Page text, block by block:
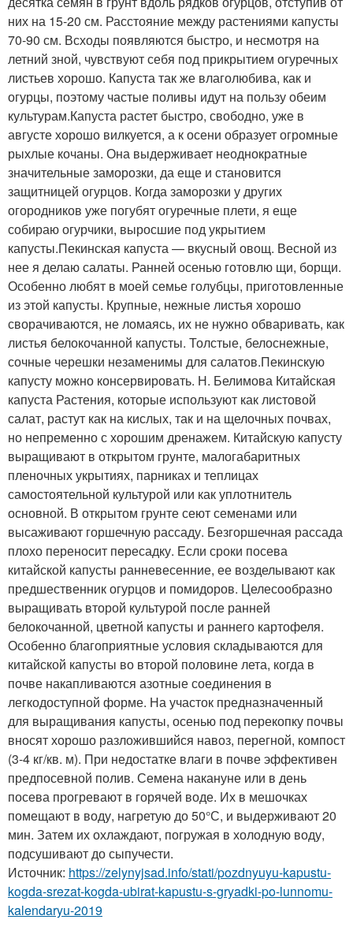
них на 15-20 см. Расстояние между растениями капусты
70-90 см. Всходы появляются быстро, и несмотря на
летний зной, чувствуют себя под прикрытием огуречных
листьев хорошо. Капуста так же влаголюбива, как и
огурцы, поэтому частые поливы идут на пользу обеим
культурам.Капуста растет быстро, свободно, уже в
августе хорошо вилкуется, а к осени образует огромные
рыхлые кочаны. Она выдерживает неоднократные
значительные заморозки, да еще и становится
защитницей огурцов. Когда заморозки у других
огородников уже погубят огуречные плети, я еще
собираю огурчики, выросшие под укрытием
капусты.Пекинская капуста — вкусный овощ. Весной из
нее я делаю салаты. Ранней осенью готовлю щи, борщи.
Особенно любят в моей семье голубцы, приготовленные
из этой капусты. Крупные, нежные листья хорошо
сворачиваются, не ломаясь, их не нужно обваривать, как
листья белокочанной капусты. Толстые, белоснежные,
сочные черешки незаменимы для салатов.Пекинскую
капусту можно консервировать. Н. Белимова Китайская
капуста Растения, которые используют как листовой
салат, растут как на кислых, так и на щелочных почвах,
но непременно с хорошим дренажем. Китайскую капусту
выращивают в открытом грунте, малогабаритных
пленочных укрытиях, парниках и теплицах
самостоятельной культурой или как уплотнитель
основной. В открытом грунте сеют семенами или
высаживают горшечную рассаду. Безгоршечная рассада
плохо переносит пересадку. Если сроки посева
китайской капусты ранневесенние, ее возделывают как
предшественник огурцов и помидоров. Целесообразно
выращивать второй культурой после ранней
белокочанной, цветной капусты и раннего картофеля.
Особенно благоприятные условия складываются для
китайской капусты во второй половине лета, когда в
почве накапливаются азотные соединения в
легкодоступной форме. На участок предназначенный
для выращивания капусты, осенью под перекопку почвы
вносят хорошо разложившийся навоз, перегной, компост
(3-4 кг/кв. м). При недостатке влаги в почве эффективен
предпосевной полив. Семена накануне или в день
посева прогревают в горячей воде. Их в мешочках
помещают в воду, нагретую до 50°С, и выдерживают 20
мин. Затем их охлаждают, погружая в холодную воду,
подсушивают до сыпучести.
Источник: https://zelynyjsad.info/stati/pozdnyuyu-kapustu-
kogda-srezat-kogda-ubirat-kapustu-s-gryadki-po-lunnomu-
kalendaryu-2019